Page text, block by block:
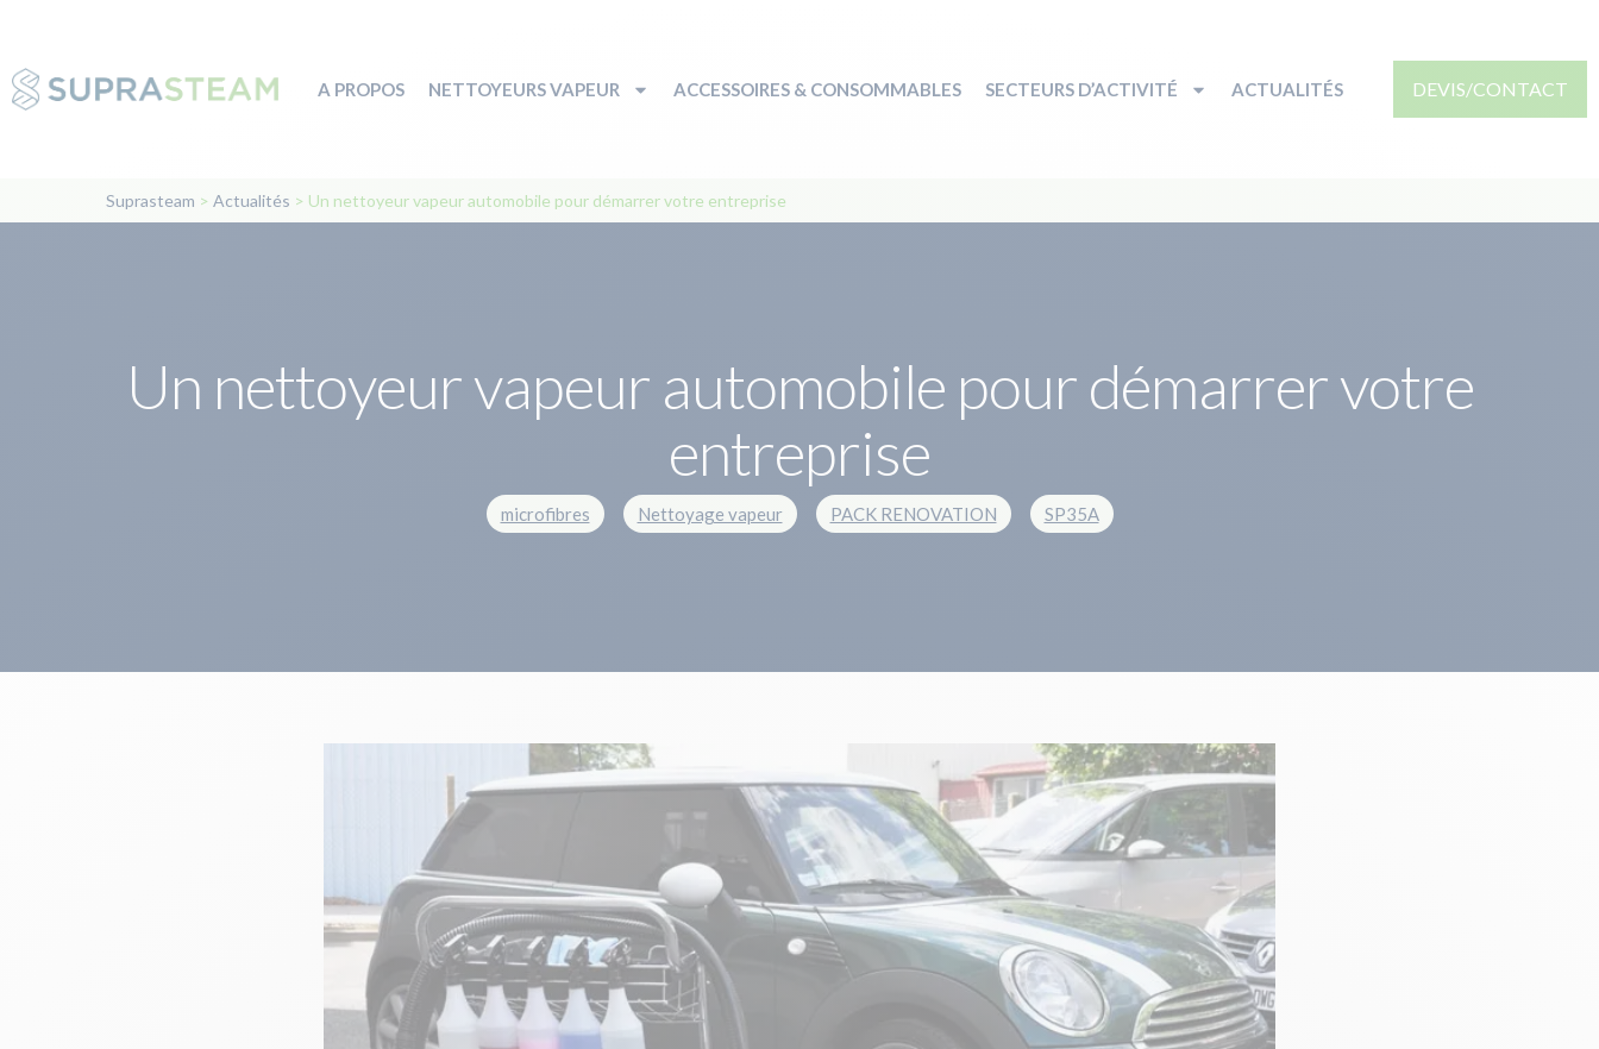
A PROPOS NETTOYEURS VAPEUR ACCESSOIRES & CONSOMMABLES SECTEURS D’ACTIVITÉ ACTUALITÉS DEVIS/CONTACT
Suprasteam > Actualités > Un nettoyeur vapeur automobile pour démarrer votre entreprise
Un nettoyeur vapeur automobile pour démarrer votre
entreprise